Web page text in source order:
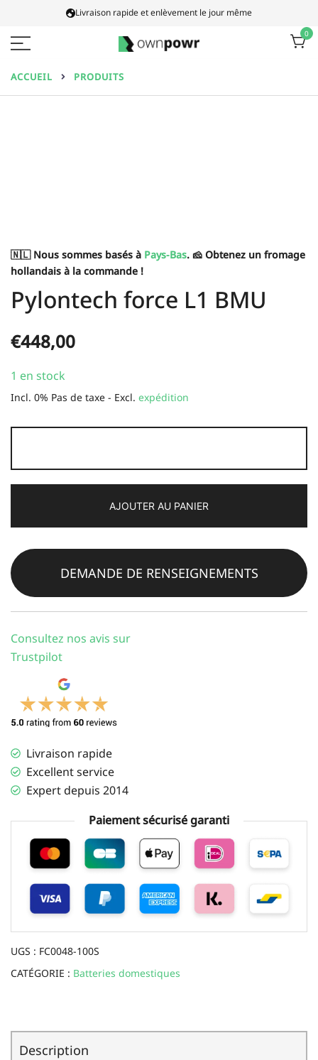
contenu
Livraison rapide et enlèvement le jour même
0
ACCUEIL PRODUITS
🇳🇱 Nous sommes basés à Pays-Bas. 🧀 Obtenez un fromage
hollandais à la commande !
Pylontech force L1 BMU
€448,00
1 en stock
Incl. 0% Pas de taxe - Excl. expédition
force
BMU
AJOUTER AU PANIER
DEMANDE DE RENSEIGNEMENTS
Consultez nos avis sur
Trustpilot
Livraison rapide
Excellent service
Expert depuis 2014
Paiement sécurisé garanti
UGS : FC0048-100S
CATÉGORIE : Batteries domestiques
Description